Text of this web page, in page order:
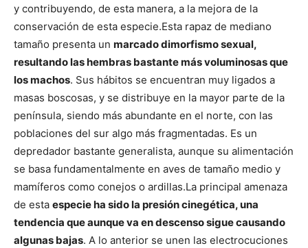
y contribuyendo, de esta manera, a la mejora de la
conservación de esta especie.Esta rapaz de mediano
tamaño presenta un marcado dimorfismo sexual,
resultando las hembras bastante más voluminosas que
los machos. Sus hábitos se encuentran muy ligados a
masas boscosas, y se distribuye en la mayor parte de la
península, siendo más abundante en el norte, con las
poblaciones del sur algo más fragmentadas. Es un
depredador bastante generalista, aunque su alimentación
se basa fundamentalmente en aves de tamaño medio y
mamíferos como conejos o ardillas.La principal amenaza
de esta especie ha sido la presión cinegética, una
tendencia que aunque va en descenso sigue causando
algunas bajas. A lo anterior se unen las electrocuciones